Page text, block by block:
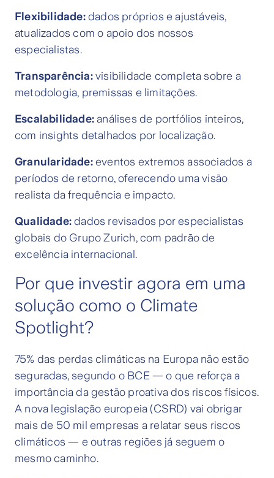
Flexibilidade:dados próprios e ajustáveis,
atualizados com o apoio dos nossos
especialistas.
Transparência:visibilidade completa sobre a
metodologia, premissas e limitações.
Escalabilidade: análises de portfólios inteiros,
com insights detalhados por localização.
Granularidade:eventos extremos associados a
períodos de retorno, oferecendo uma visão
realista da frequência e impacto.
Qualidade: dados revisados por especialistas
globais do Grupo Zurich, com padrão de
excelência internacional.
Por que investir agora em uma
solução como o Climate
Spotlight?
75% das perdas climáticas na Europa não estão
seguradas, segundo o BCE — o que reforça a
importância da gestão proativa dos riscos físicos.
A nova legislação europeia (CSRD) vai obrigar
mais de 50 mil empresas a relatar seus riscos
climáticos — e outras regiões já seguem o
mesmo caminho.